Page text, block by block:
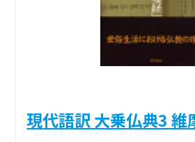
現代語訳 大乗仏典3 維